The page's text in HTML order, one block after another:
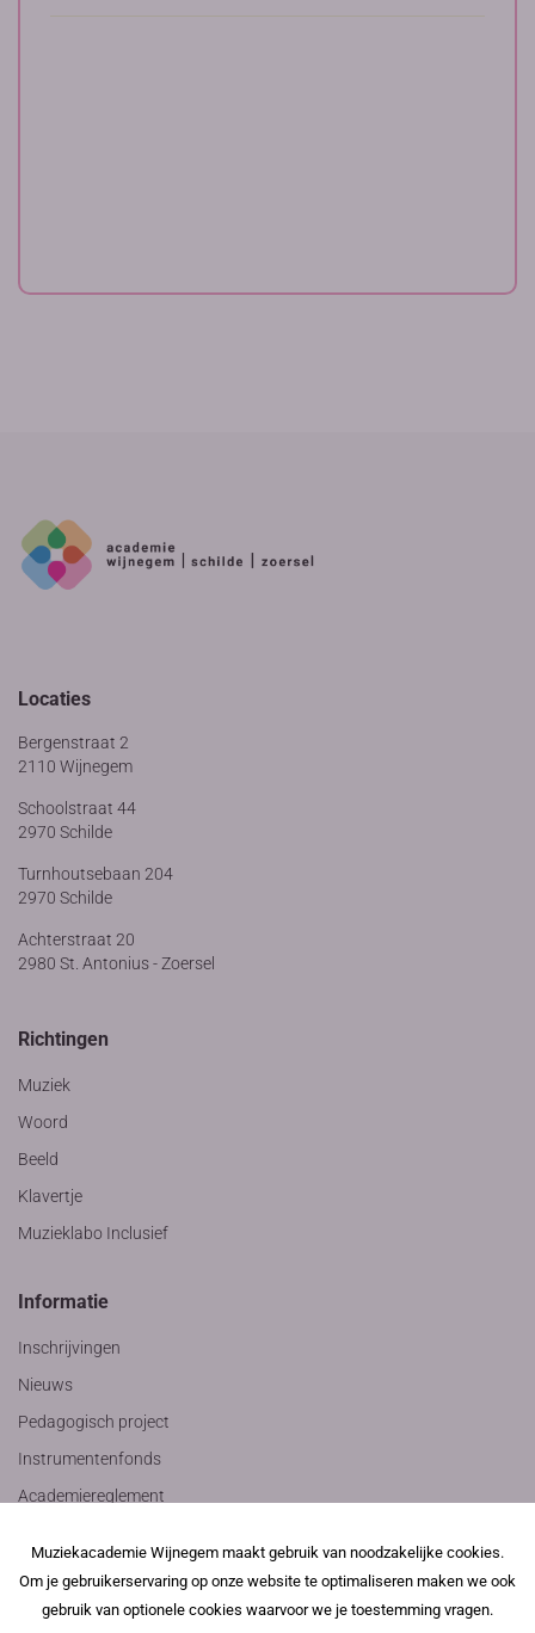
Locaties
Bergenstraat 2
2110 Wijnegem
Schoolstraat 44
2970 Schilde
Turnhoutsebaan 204
2970 Schilde
Achterstraat 20
2980 St. Antonius - Zoersel
Richtingen
Muziek
Woord
Beeld
Klavertje
Muzieklabo Inclusief
Informatie
Inschrijvingen
Nieuws
Pedagogisch project
Instrumentenfonds
Academiereglement
Contact
Muziekacademie Wijnegem maakt gebruik van noodzakelijke cookies.
Om je gebruikerservaring op onze website te optimaliseren maken we ook
gebruik van optionele cookies waarvoor we je toestemming vragen.